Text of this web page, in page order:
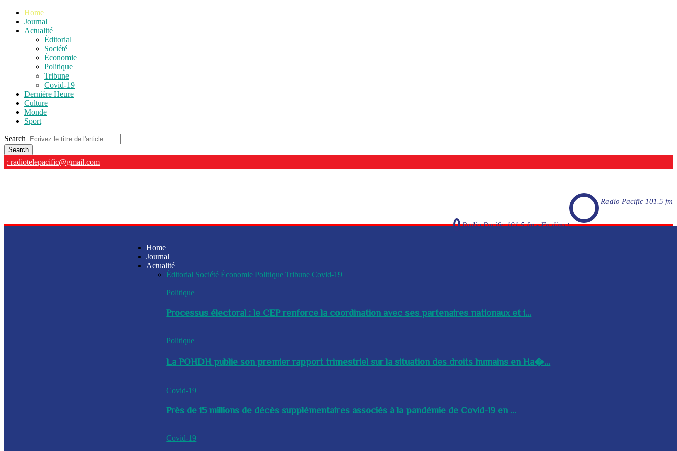
Home
Journal
Actualité
Éditorial
Société
Économie
Politique
Tribune
Covid-19
Dernière Heure
Culture
Monde
Sport
Search
: radiotelepacific@gmail.com
Radio Pacific 101.5 fm
Radio Pacific 101.5 fm - En direct
Home
Journal
Actualité
Éditorial Société Économie Politique Tribune Covid-19
Politique
Processus électoral : le CEP renforce la coordination avec ses partenaires nationaux et i...
Politique
La POHDH publie son premier rapport trimestriel sur la situation des droits humains en Ha�...
Covid-19
Près de 15 millions de décès supplémentaires associés à la pandémie de Covid-19 en ...
Covid-19